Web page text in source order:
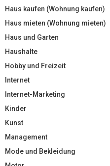
Haus kaufen (Wohnung kaufen)
Haus mieten (Wohnung mieten)
Haus und Garten
Haushalte
Hobby und Freizeit
Internet
Internet-Marketing
Kinder
Kunst
Management
Mode und Bekleidung